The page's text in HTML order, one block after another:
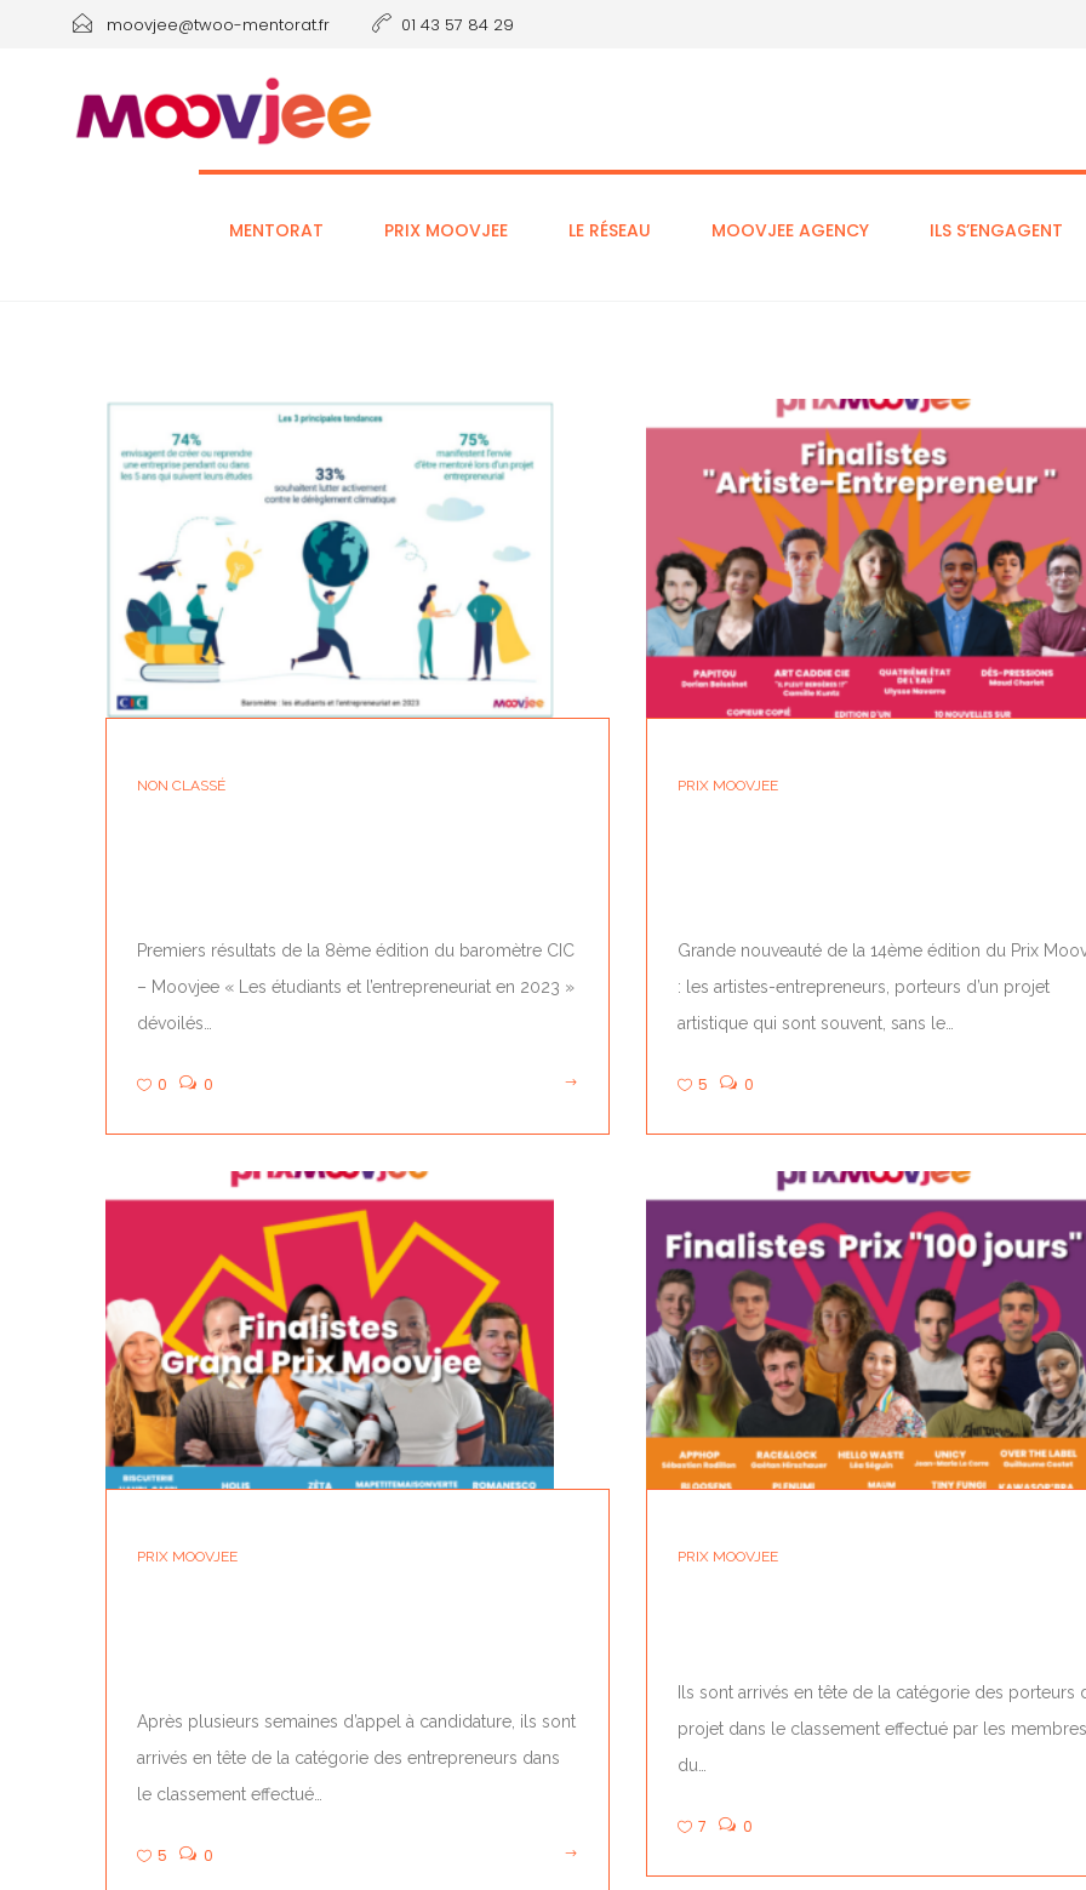
moovjee@twoo-mentorat.fr 01 43 57 84 29
MENTORAT PRIX MOOVJEE LE RÉSEAU MOOVJEE AGENCY ILS S’ENGAGENT
NON CLASSÉ
Premiers résultats de la 8ème édition du baromètre CIC
– Moovjee « Les étudiants et l’entrepreneuriat en 2023 »
dévoilés…
0 0
PRIX MOOVJEE
Grande nouveauté de la 14ème édition du Prix
: les artistes-entrepreneurs, porteurs d’un projet
artistique qui sont souvent, sans le…
5 0
PRIX MOOVJEE
Après plusieurs semaines d’appel à candidature, ils sont
arrivés en tête de la catégorie des entrepreneurs dans
le classement effectué…
5 0
PRIX MOOVJEE
Ils sont arrivés en tête de la catégorie des porteurs
projet dans le classement effectué par les
du…
7 0